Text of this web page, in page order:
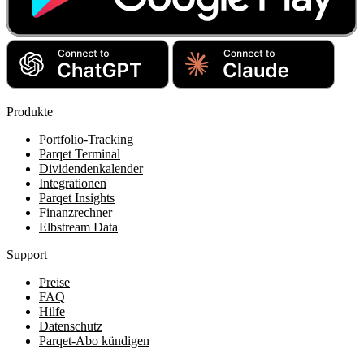
Produkte
Portfolio-Tracking
Parqet Terminal
Dividendenkalender
Integrationen
Parqet Insights
Finanzrechner
Elbstream Data
Support
Preise
FAQ
Hilfe
Datenschutz
Parqet-Abo kündigen